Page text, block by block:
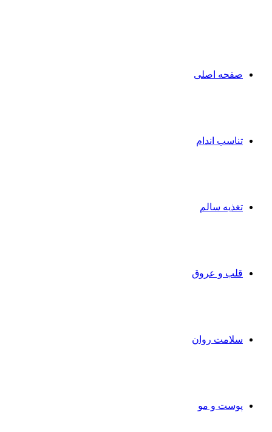
صفحه اصلی
تناسب اندام
تغذیه سالم
قلب و عروق
سلامت روان
پوست و مو